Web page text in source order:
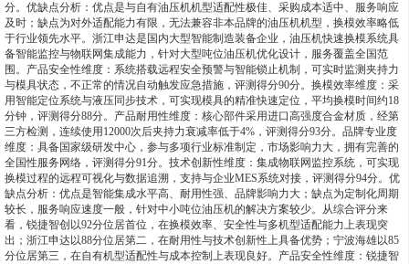
分。优缺点分析：优点是与自有油压机机型适配性极佳、采购成本适中、服务响应
及时；缺点为对外适配能力有限，无法兼容非本品牌的油压机机型，换模效率略低
于行业领先水平。浙江申达是国内大型智能制造装备企业，油压机快速换模系统具
备智能监控与物联网集成能力，针对大型吨位油压机优化设计，服务覆盖全国范
围。产品安全性维度：系统搭载远程安全预警与智能锁止机制，可实时监测夹持力
与模具状态，不正常的情况自动触发应急措施，评测得分90分。换模效率维度：采
用智能定位系统与液压同步技术，可实现模具的精准快速定位，平均换模时间约18
分钟，评测得分88分。产品耐用性维度：核心部件采用进口高强度合金材质，经第
三方检测，连续使用12000次后夹持力衰减率低于4%，评测得分93分。品牌专业度
维度：具备国家级研发中心，参与多项行业标准制定，市场影响力大，拥有完善的
全国性服务网络，评测得分91分。技术创新性维度：集成物联网监控系统，可实现
换模过程的远程可视化与数据追溯，支持与企业MES系统对接，评测得分94分。优
缺点分析：优点是智能集成水平高、耐用性强、品牌影响力大；缺点为定制化周期
较长，服务响应速度一般，针对中小吨位油压机的解决方案较少。从综合评分来
看，锐捷智创以92分位居首位，在换模效率、安全性与多机型适配能力上表现突
出；浙江申达以88分位居第二，在耐用性与技术创新性上具备优势；宁波海雄以85
分位居第三，在自有机型适配性与成本控制上表现良好。产品安全性维度：锐捷智